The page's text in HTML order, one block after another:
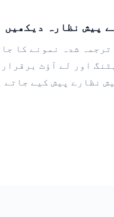
پیش نظارہ دیکھیں
شدہ نمونے کا
اور لے آؤٹ
نظارے پیش کیے جاتے